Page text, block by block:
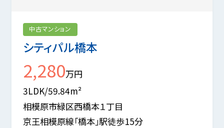
シティパル橋本
中古マンション
2,280万円
3LDK/59.84m²
相模原市緑区西橋本１丁目
京王相模原線「橋本」駅徒歩15分